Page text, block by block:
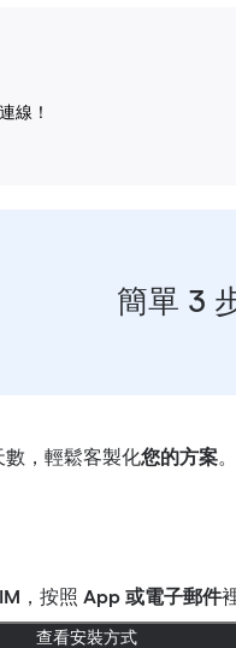
線！
簡單 3
數，輕鬆客製化您的方案。
，按照 App 或電子郵件
查看安裝方式